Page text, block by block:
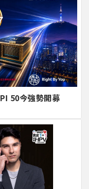
50今強勢開募